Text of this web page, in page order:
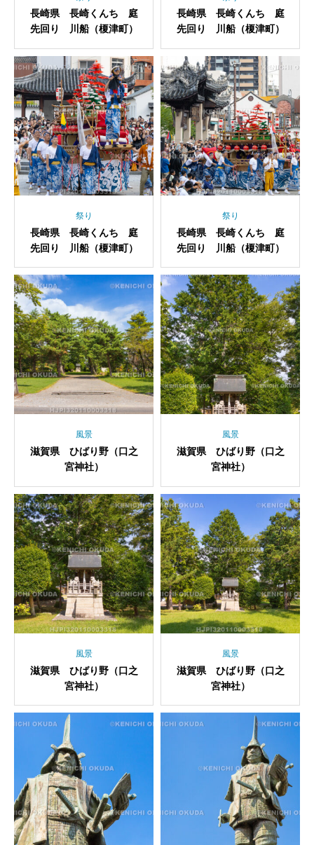
長崎県 長崎くんち 庭
先回り 川船（榎津町）
長崎県 長崎くんち 庭
先回り 川船（榎津町）
祭り
長崎県 長崎くんち 庭
先回り 川船（榎津町）
祭り
長崎県 長崎くんち 庭
先回り 川船（榎津町）
風景
滋賀県 ひばり野（口之
宮神社）
風景
滋賀県 ひばり野（口之
宮神社）
風景
滋賀県 ひばり野（口之
宮神社）
風景
滋賀県 ひばり野（口之
宮神社）